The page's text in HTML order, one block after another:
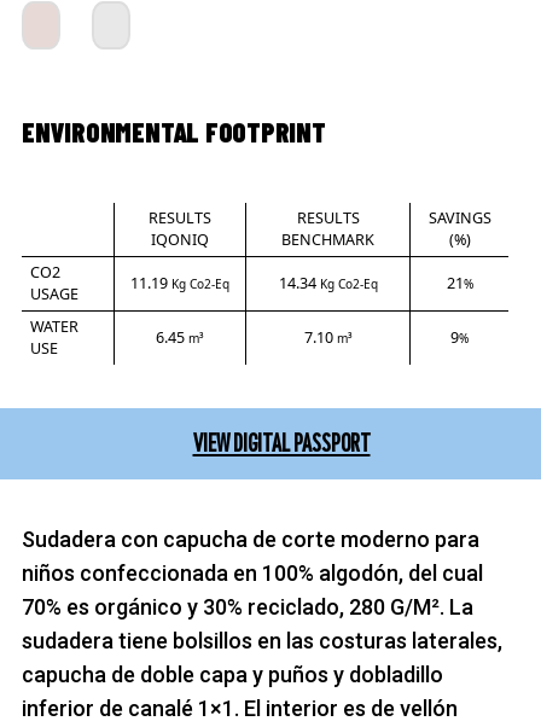
ENVIRONMENTAL FOOTPRINT
RESULTS
IQONIQ
RESULTS
BENCHMARK
SAVINGS
(%)
CO2
USAGE
11.19 Kg Co2-Eq 14.34 Kg Co2-Eq 21%
WATER
USE
6.45 m³ 7.10 m³ 9%
VIEW DIGITAL PASSPORT
Sudadera con capucha de corte moderno para
niños confeccionada en 100% algodón, del cual
70% es orgánico y 30% reciclado, 280 G/M². La
sudadera tiene bolsillos en las costuras laterales,
capucha de doble capa y puños y dobladillo
inferior de canalé 1×1. El interior es de vellón